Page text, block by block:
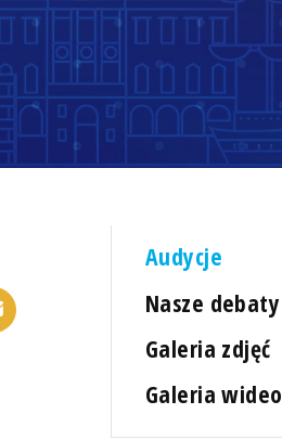
Audycje
Nasze debaty
Galeria zdjęć
Galeria wideo